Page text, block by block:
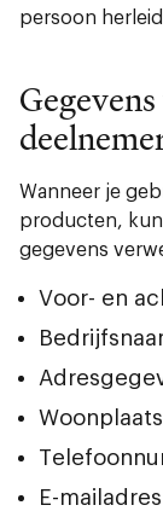
persoon
Wanneer je
producten,
gegevens
Voor- en
Woonplaats
E-mailadres